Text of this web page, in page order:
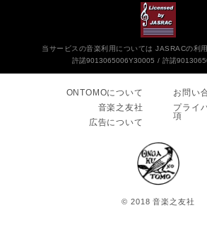
当サービスの音楽利用については JASRACの利
許諾9013065006Y30005
許諾
ONTOMOについて
音楽之友社
広告について
お問い
プライ
項
© 2018 音楽之友社